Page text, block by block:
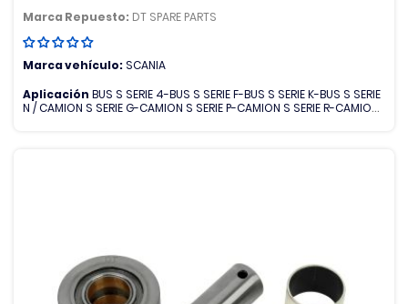
Marca Repuesto: DT SPARE PARTS
Marca vehículo:SCANIA
Aplicación BUS S SERIE 4-BUS S SERIE F-BUS S SERIE K-BUS S SERIE
N / CAMION S SERIE G-CAMION S SERIE P-CAMION S SERIE R-CAMION